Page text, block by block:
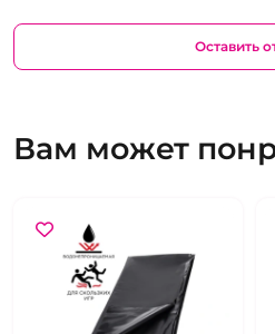
Оставить
Вам может